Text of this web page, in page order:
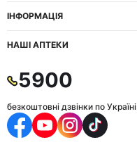
ІНФОРМАЦІЯ
НАШІ АПТЕКИ
5900
безкоштовні дзвінки по Україні